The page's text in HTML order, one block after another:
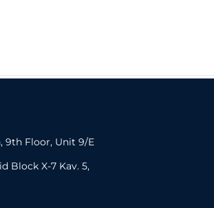
9th Floor, Unit 9/E
Block X-7 Kav. 5,